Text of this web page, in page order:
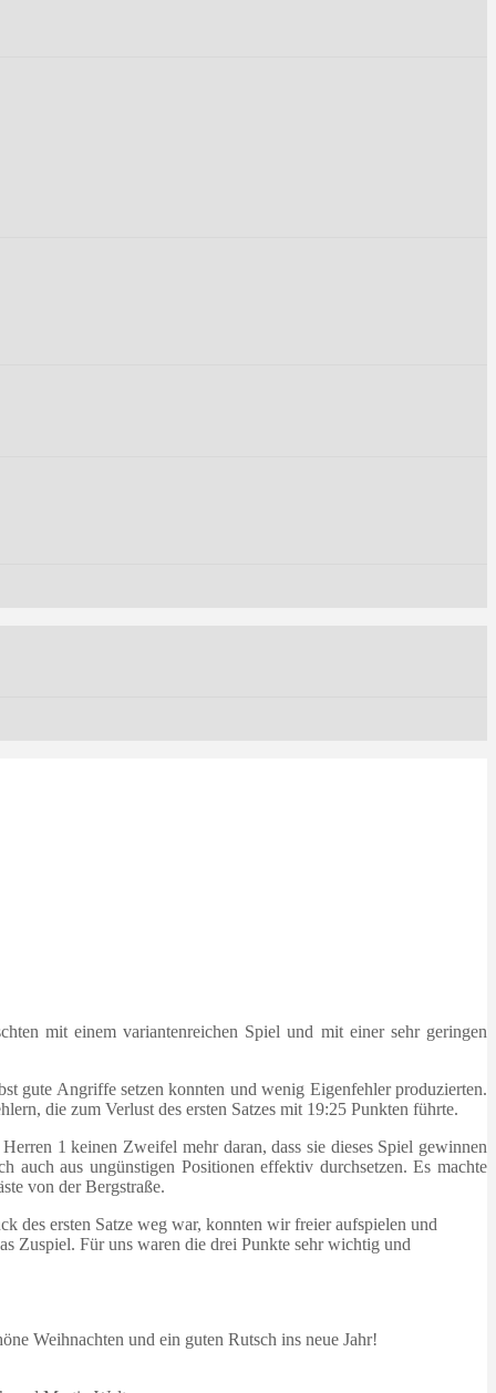
mit einem variantenreichen Spiel und mit einer sehr geringen
gute Angriffe setzen konnten und wenig Eigenfehler produzierten.
die zum Verlust des ersten Satzes mit 19:25 Punkten führte.
1 keinen Zweifel mehr daran, dass sie dieses Spiel gewinnen
aus ungünstigen Positionen effektiv durchsetzen. Es machte
von der Bergstraße.
des ersten Satze weg war, konnten wir freier aufspielen und
Zuspiel. Für uns waren die drei Punkte sehr wichtig und
Weihnachten und ein guten Rutsch ins neue Jahr!